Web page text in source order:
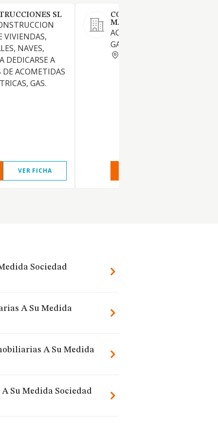
SL
VIVIENDAS,
NAVES,
DEDICARSE A
ACOMETIDAS
GAS.
VER FICHA
CONSTRUCCIONES
MANUELA SL
ACTIVIDADES AGRICOLAS Y
GANADERAS.
Sociedad
A Su Medida
A Su Medida
Su Medida Sociedad